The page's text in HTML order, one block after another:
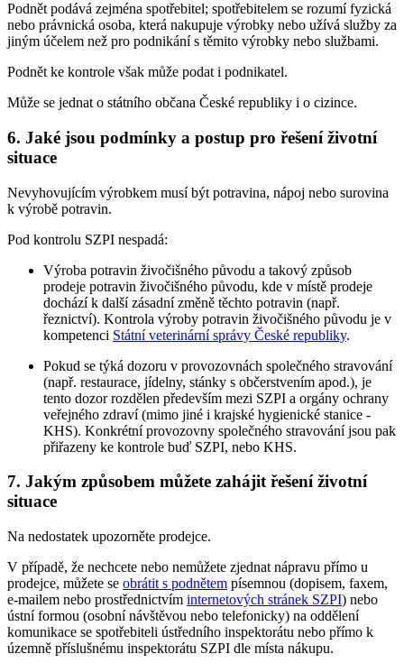
Podnět podává zejména spotřebitel; spotřebitelem se rozumí fyzická
nebo právnická osoba, která nakupuje výrobky nebo užívá služby za
jiným účelem než pro podnikání s těmito výrobky nebo službami.
Podnět ke kontrole však může podat i podnikatel.
Může se jednat o státního občana České republiky i o cizince.
6. Jaké jsou podmínky a postup pro řešení životní
situace
Nevyhovujícím výrobkem musí být potravina, nápoj nebo surovina
k výrobě potravin.
Pod kontrolu SZPI nespadá:
Výroba potravin živočišného původu a takový způsob
prodeje potravin živočišného původu, kde v místě prodeje
dochází k další zásadní změně těchto potravin (např.
řeznictví). Kontrola výroby potravin živočišného původu je v
kompetenci Státní veterinární správy České republiky.
Pokud se týká dozoru v provozovnách společného stravování
(např. restaurace, jídelny, stánky s občerstvením apod.), je
tento dozor rozdělen především mezi SZPI a orgány ochrany
veřejného zdraví (mimo jiné i krajské hygienické stanice -
KHS). Konkrétní provozovny společného stravování jsou pak
přiřazeny ke kontrole buď SZPI, nebo KHS.
7. Jakým způsobem můžete zahájit řešení životní
situace
Na nedostatek upozorněte prodejce.
V případě, že nechcete nebo nemůžete zjednat nápravu přímo u
prodejce, můžete se obrátit s podnětem písemnou (dopisem, faxem,
e-mailem nebo prostřednictvím internetových stránek SZPI) nebo
ústní formou (osobní návštěvou nebo telefonicky) na oddělení
komunikace se spotřebiteli ústředního inspektorátu nebo přímo k
územně příslušnému inspektorátu SZPI dle místa nákupu.